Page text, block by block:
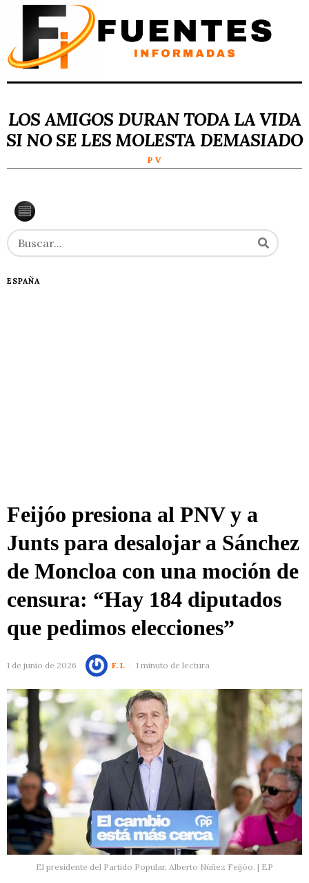
LOS AMIGOS DURAN TODA LA VIDA
SI NO SE LES MOLESTA DEMASIADO
P V
ESPAÑA
Feijóo presiona al PNV y a
Junts para desalojar a Sánchez
de Moncloa con una moción de
censura: “Hay 184 diputados
que pedimos elecciones”
1 de junio de 2026 F. I. 1 minuto de lectura
El presidente del Partido Popular, Alberto Núñez Feijóo. | EP